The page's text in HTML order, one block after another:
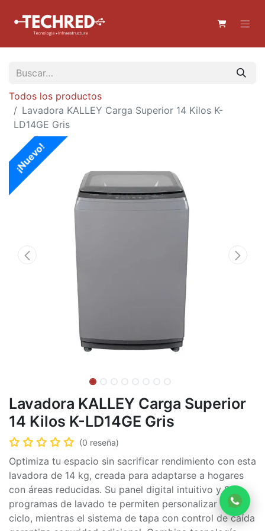
Todos los productos
Lavadora KALLEY Carga Superior 14 Kilos K-
LD14GE Gris
¡Nuevo!
Lavadora KALLEY Carga Superior
14 Kilos K-LD14GE Gris
(0 reseña)
Optimiza tu espacio sin sacrificar rendimiento con esta
lavadora de 14 kg, creada para adaptarse a hogares
con áreas reducidas. Su panel digital intuitivo y 8
programas de lavado te permiten personalizar cada
ciclo, mientras el sistema de tapa con control de caída